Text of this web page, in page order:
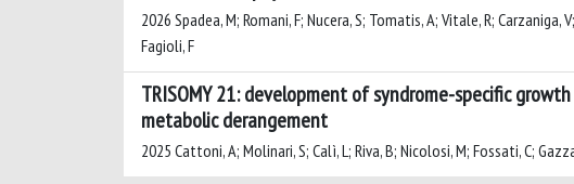
2026 Spadea, M; Romani, F; Nucera, S; Tomatis, A; Vitale, R;
Fagioli, F
TRISOMY 21: development of syndrome-specific
metabolic derangement
2025 Cattoni, A; Molinari, S; Calì, L; Riva, B; Nicolosi, M; Fossati, C;